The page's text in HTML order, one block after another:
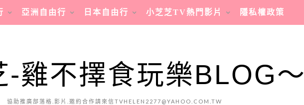
亞洲自由行 日本自由行 小芝芝TV熱門影片 隱私權政策
-雞不擇食玩樂BLOG～
協助推廣部落格.影片.邀約合作請來信TVHELEN2277@YAHOO.COM.TW